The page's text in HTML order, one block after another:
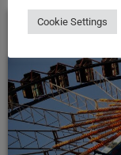
Cookie Settings